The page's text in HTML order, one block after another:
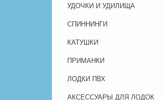
УДОЧКИ И УДИЛИЩА
СПИННИНГИ
КАТУШКИ
ПРИМАНКИ
ЛОДКИ ПВХ
АКСЕССУАРЫ ДЛЯ ЛОДОК